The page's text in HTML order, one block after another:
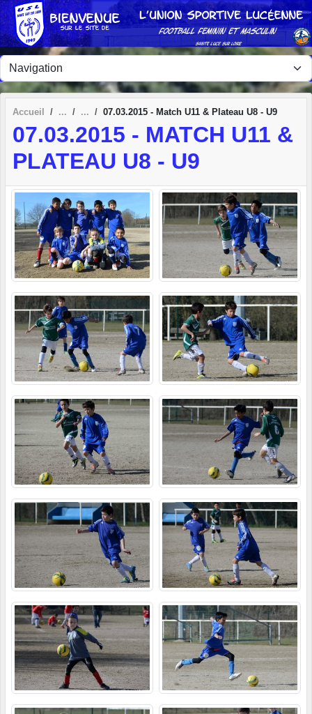
Accueil 07.03.2015 - Match U11 & Plateau U8 - U9
07.03.2015 - MATCH U11 &
PLATEAU U8 - U9
Panneau de gestion des cookies